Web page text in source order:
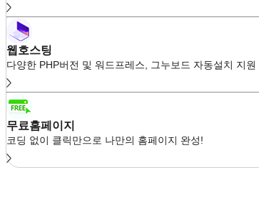
웹호스팅
다양한 PHP버전 및 워드프레스, 그누보드 자동설치 지원
무료홈페이지
코딩 없이 클릭만으로 나만의 홈페이지 완성!